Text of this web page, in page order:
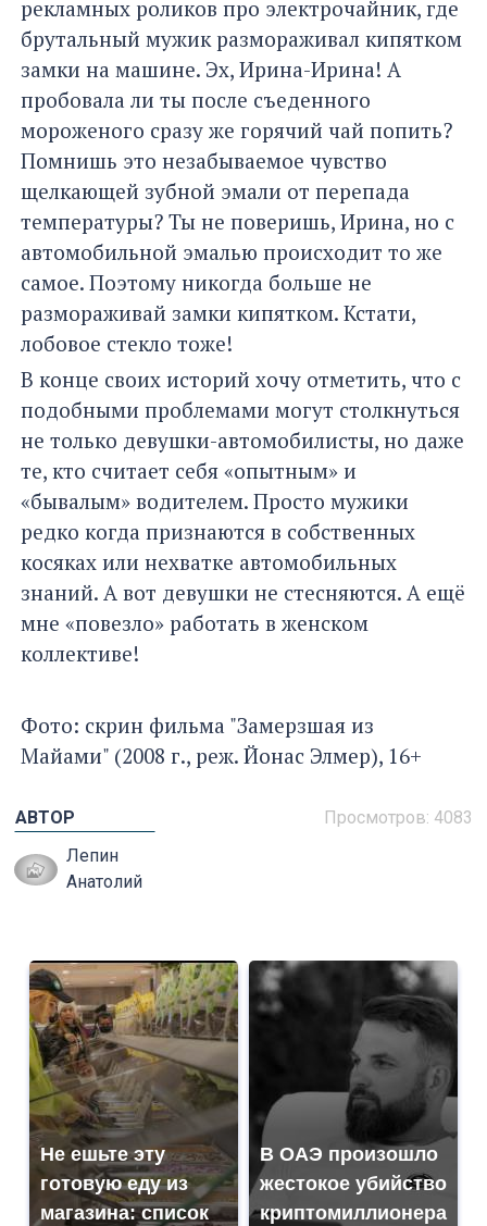
рекламных роликов про электрочайник, где
брутальный мужик размораживал кипятком
замки на машине. Эх, Ирина-Ирина! А
пробовала ли ты после съеденного
мороженого сразу же горячий чай попить?
Помнишь это незабываемое чувство
щелкающей зубной эмали от перепада
температуры? Ты не поверишь, Ирина, но с
автомобильной эмалью происходит то же
самое. Поэтому никогда больше не
размораживай замки кипятком. Кстати,
лобовое стекло тоже!
В конце своих историй хочу отметить, что с
подобными проблемами могут столкнуться
не только девушки-автомобилисты, но даже
те, кто считает себя «опытным» и
«бывалым» водителем. Просто мужики
редко когда признаются в собственных
косяках или нехватке автомобильных
знаний. А вот девушки не стесняются. А ещё
мне «повезло» работать в женском
коллективе!
Фото: скрин фильма "Замерзшая из
Майами" (2008 г., реж. Йонас Элмер), 16+
Просмотров: 4083
АВТОР
Лепин
Анатолий
Не ешьте эту
готовую еду из
магазина: список
В ОАЭ произошло
жестокое убийство
криптомиллионера